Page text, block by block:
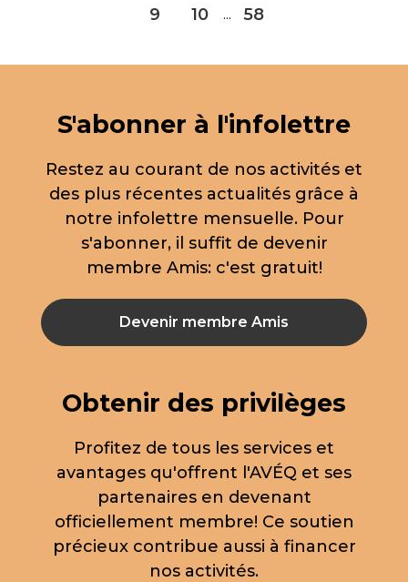
9 10 ... 58
S'abonner à l'infolettre
Restez au courant de nos activités et
des plus récentes actualités grâce à
notre infolettre mensuelle. Pour
s'abonner, il suffit de devenir
membre Amis: c'est gratuit!
Devenir membre Amis
Obtenir des privilèges
Profitez de tous les services et
avantages qu'offrent l'AVÉQ et ses
partenaires en devenant
officiellement membre! Ce soutien
précieux contribue aussi à financer
nos activités.